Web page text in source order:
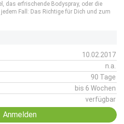
das erfrischende Bodyspray, oder die
Fall: Das Richtige für Dich und zum
10.02.2017
n.a.
90 Tage
bis 6 Wochen
verfügbar
Anmelden